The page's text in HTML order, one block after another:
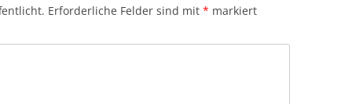
Erforderliche Felder sind mit * markiert